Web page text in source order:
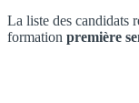
La liste des candidats
formation première